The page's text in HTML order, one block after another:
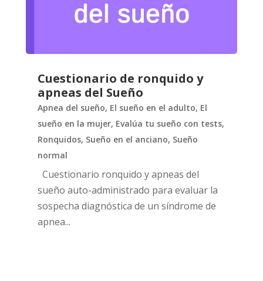
Cuestionario de ronquido y
apneas del Sueño
Apnea del sueño, El sueño en el adulto, El
sueño en la mujer, Evalúa tu sueño con tests,
Ronquidos, Sueño en el anciano, Sueño
normal
Cuestionario ronquido y apneas del
sueño auto-administrado para evaluar la
sospecha diagnóstica de un síndrome de
apnea...